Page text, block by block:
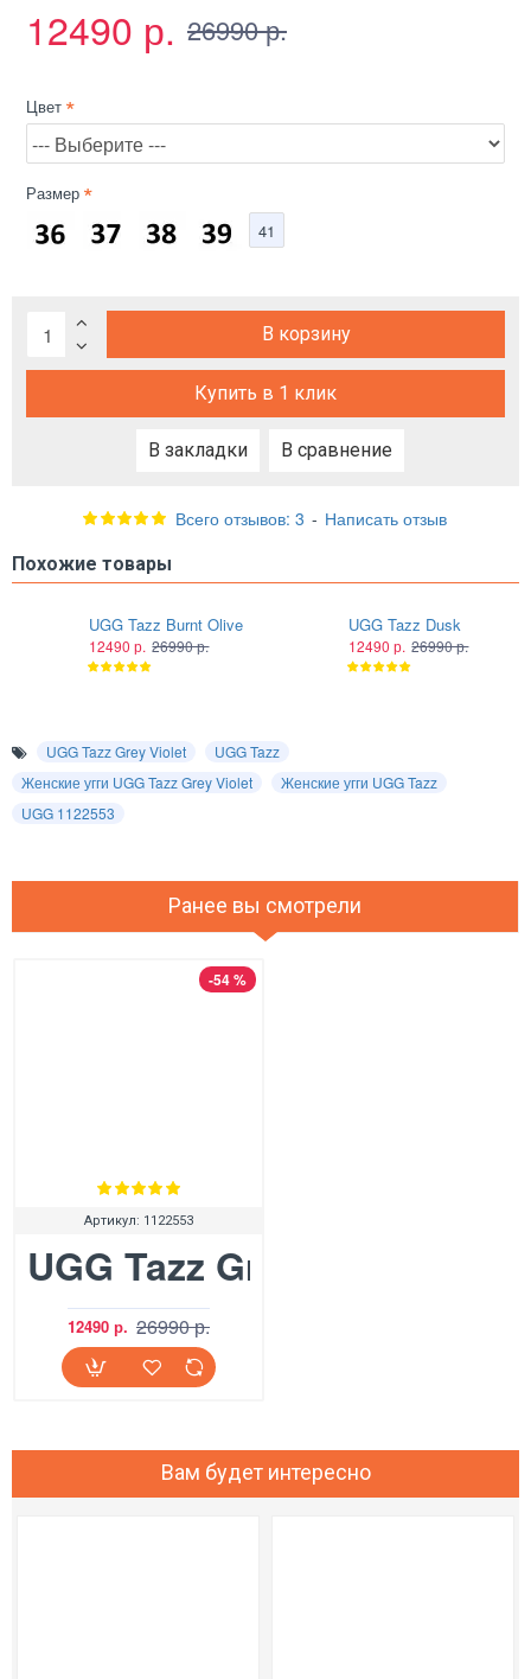
Всего отзывов: 3 - Написать отзыв
12490 р. 26990 р.
Цвет
Размер
41
В корзину
Купить в 1 клик
В закладки В сравнение
Похожие товары
UGG Tazz Burnt Olive
12490 р. 26990 р.
UGG Tazz Dusk
12490 р. 26990 р.
UGG Tazz Grey Violet
UGG Tazz
Женские угги UGG Tazz Grey Violet
Женские угги UGG Tazz
UGG 1122553
Ранее вы смотрели
-54 %
Артикул: 1122553
UGG Tazz Grey Violet
12490 р. 26990 р.
Вам будет интересно